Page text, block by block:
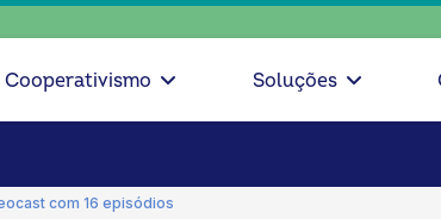
Cooperativismo Soluções
com 16 episódios